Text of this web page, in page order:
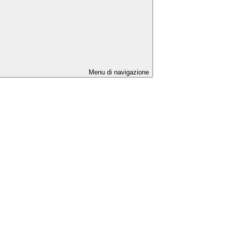
Menu di navigazione